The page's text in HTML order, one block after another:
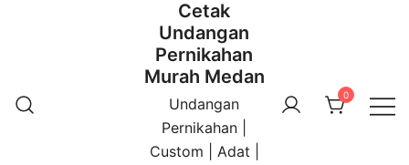
Cetak
Undangan
Pernikahan
Murah Medan
Undangan
Pernikahan |
Custom | Adat |
0